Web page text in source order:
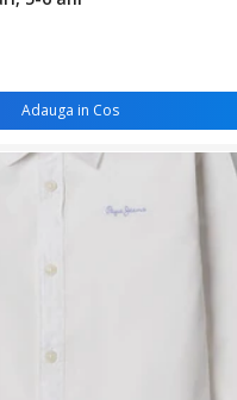
Adauga in Cos